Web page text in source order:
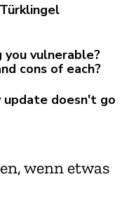
vulnerable?
cons of each?
update doesn't go
wenn etwas